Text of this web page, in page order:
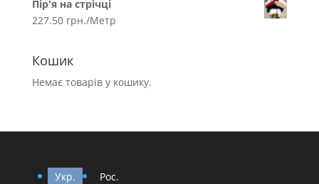
Пір'я на стрічці
227.50 грн./Метр
Кошик
Немає товарів у кошику.
Укр. Рос.